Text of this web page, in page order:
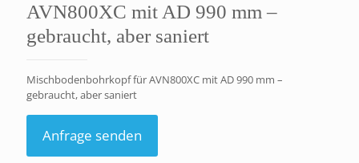
AVN800XC mit AD 990 mm –
gebraucht, aber saniert
Mischbodenbohrkopf für AVN800XC mit AD 990 mm –
gebraucht, aber saniert
Anfrage senden